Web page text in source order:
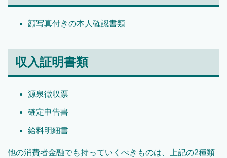
顔写真付きの本人確認書類
収入証明書類
源泉徴収票
確定申告書
給料明細書
他の消費者金融でも持っていくべきものは、上記の2種類